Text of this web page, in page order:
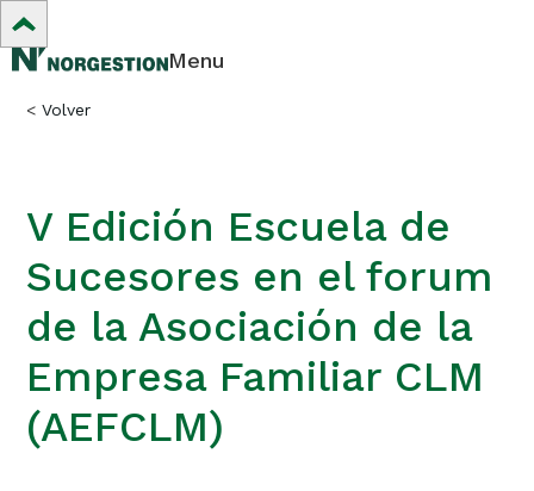
Menu
< Volver
V Edición Escuela de
Sucesores en el forum
de la Asociación de la
Empresa Familiar CLM
(AEFCLM)